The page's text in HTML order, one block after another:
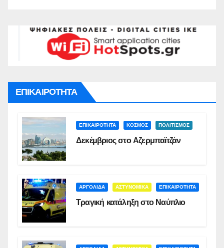
ΕΠΙΚΑΙΡΟΤΗΤΑ
ΕΠΙΚΑΙΡΟΤΗΤΑ ΚΟΣΜΟΣ ΠΟΛΙΤΙΣΜΟΣ
Δεκέμβριος στο Αζερμπαϊτζάν
ΑΡΓΟΛΙΔΑ ΑΣΤΥΝΟΜΙΚΑ ΕΠΙΚΑΙΡΟΤΗΤΑ
Τραγική κατάληξη στο Ναύπλιο